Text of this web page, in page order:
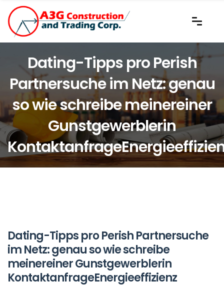
Dating-Tipps pro Perish
Partnersuche im Netz: genau
so wie schreibe meinereiner
Gunstgewerblerin
Dating-Tipps pro Perish Partnersuche
im Netz: genau so wie schreibe
meinereiner Gunstgewerblerin
KontaktanfrageEnergieeffizienz